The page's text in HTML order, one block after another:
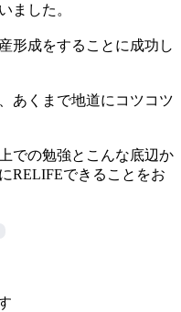
ました。
形成をすることに成功し
あくまで地道にコツコツ
での勉強とこんな底辺か
RELIFEできることをお